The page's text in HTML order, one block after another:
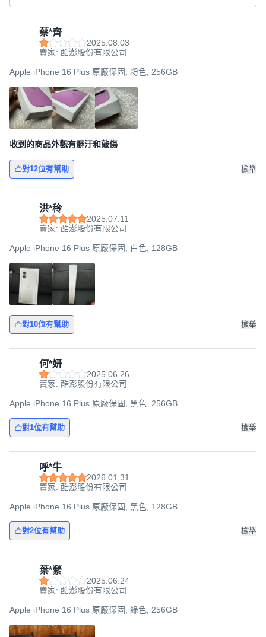
蔡*齊
2025.08.03
賣家: 酷澎股份有限公司
Apple iPhone 16 Plus 原廠保固, 粉色, 256GB
收到的商品外觀有髒汙和敲傷
對12位有幫助 檢舉
洪*秢
2025.07.11
賣家: 酷澎股份有限公司
Apple iPhone 16 Plus 原廠保固, 白色, 128GB
對10位有幫助 檢舉
何*妍
2025.06.26
賣家: 酷澎股份有限公司
Apple iPhone 16 Plus 原廠保固, 黑色, 256GB
對1位有幫助 檢舉
呼*牛
2026.01.31
賣家: 酷澎股份有限公司
Apple iPhone 16 Plus 原廠保固, 黑色, 128GB
對2位有幫助 檢舉
葉*縈
2025.06.24
賣家: 酷澎股份有限公司
Apple iPhone 16 Plus 原廠保固, 綠色, 256GB